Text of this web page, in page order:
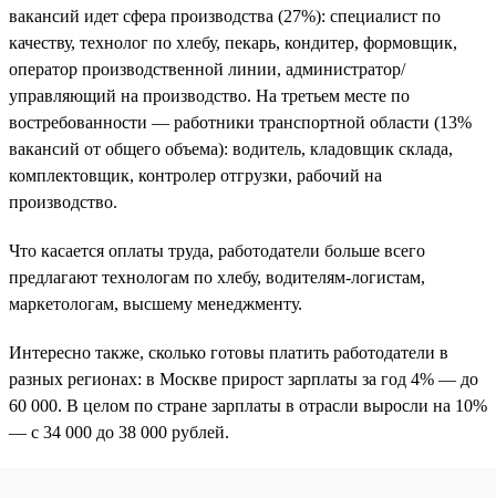
вакансий идет сфера производства (27%): специалист по
качеству, технолог по хлебу, пекарь, кондитер, формовщик,
оператор производственной линии, администратор/
управляющий на производство. На третьем месте по
востребованности — работники транспортной области (13%
вакансий от общего объема): водитель, кладовщик склада,
комплектовщик, контролер отгрузки, рабочий на
производство.
Что касается оплаты труда, работодатели больше всего
предлагают технологам по хлебу, водителям-логистам,
маркетологам, высшему менеджменту.
Интересно также, сколько готовы платить работодатели в
разных регионах: в Москве прирост зарплаты за год 4% — до
60 000. В целом по стране зарплаты в отрасли выросли на 10%
— с 34 000 до 38 000 рублей.